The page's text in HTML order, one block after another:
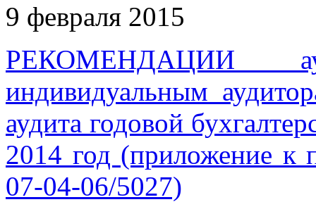
9 февраля 2015
РЕКОМЕНДАЦИИ
индивидуальным
аудита годовой
2014 год (приложение к
07-04-06/5027)